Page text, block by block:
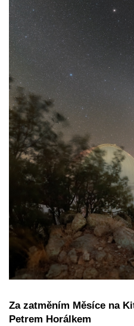
Za zatměním Měsíce na
Petrem Horálkem